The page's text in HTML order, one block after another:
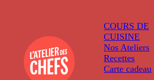
COURS DE
CUISINE
Nos Ateliers
Recettes
Carte cadeau